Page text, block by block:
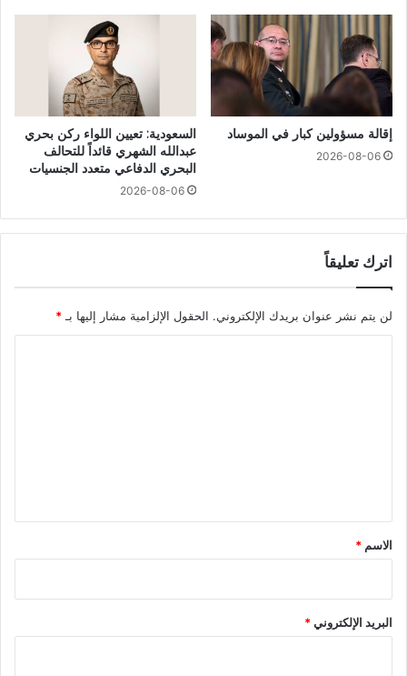
إقالة مسؤولين كبار في الموساد
2026-08-06
السعودية: تعيين اللواء ركن بحري
عبدالله الشهري قائداً للتحالف
البحري الدفاعي متعدد الجنسيات
2026-08-06
اترك تعليقاً
لن يتم نشر عنوان بريدك الإلكتروني. الحقول الإلزامية مشار إليها بـ*
*
الاسم *
البريد الإلكتروني*